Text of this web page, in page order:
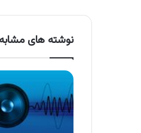
نوشته های مشابه